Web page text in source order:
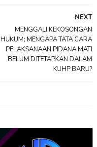
NEXT
MENGGALI KEKOSONGAN
HUKUM; MENGAPA TATA CARA
PELAKSANAAN PIDANA MATI
BELUM DITETAPKAN DALAM
KUHP BARU?